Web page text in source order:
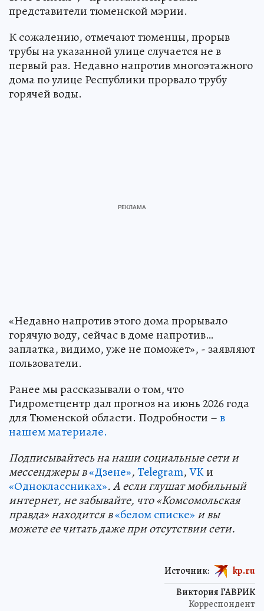
представители тюменской мэрии.
К сожалению, отмечают тюменцы, прорыв
трубы на указанной улице случается не в
первый раз. Недавно напротив многоэтажного
дома по улице Республики прорвало трубу
горячей воды.
«Недавно напротив этого дома прорывало
горячую воду, сейчас в доме напротив…
заплатка, видимо, уже не поможет», - заявляют
пользователи.
Ранее мы рассказывали о том, что
Гидрометцентр дал прогноз на июнь 2026 года
для Тюменской области. Подробности –в
нашем материале.
Подписывайтесь на наши социальные сети и
мессенджеры в«Дзене»,Telegram,VKи
«Одноклассниках». А если глушат мобильный
интернет, не забывайте, что «Комсомольская
правда» находится в«белом списке» и вы
можете ее читать даже при отсутствии сети.
Виктория ГАВРИК
Корреспондент
Источник: kp.ru